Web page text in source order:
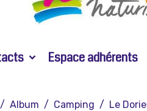
Espace adhérents
Album Camping Le